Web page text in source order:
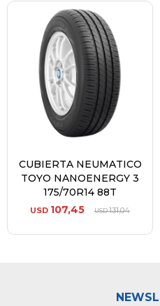
CUBIERTA NEUMATICO
TOYO NANOENERGY 3
175/70R14 88T
USD 107,45 USD131,04